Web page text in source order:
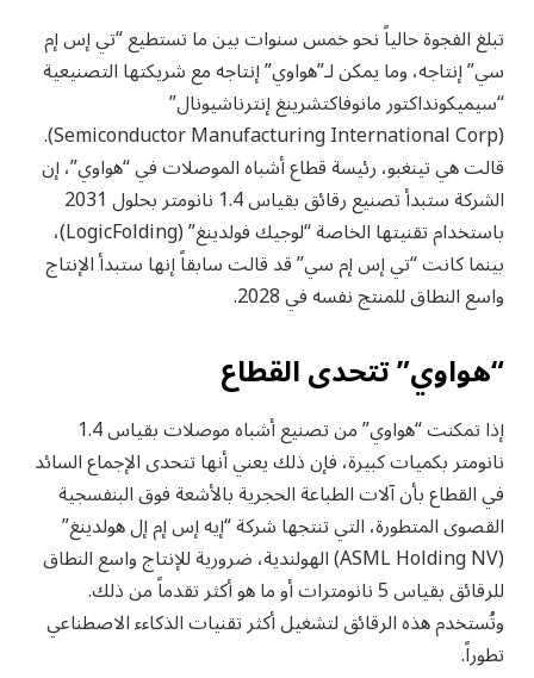
تبلغ الفجوة حالياً نحو خمس سنوات بين ما تستطيع “تي إس إم
سي” إنتاجه، وما يمكن لـ”هواوي” إنتاجه مع شريكتها التصنيعية
“سيميكونداكتور مانوفاكتشرينغ إنترناشيونال”
(Semiconductor Manufacturing International Corp).
قالت هي تينغبو، رئيسة قطاع أشباه الموصلات في “هواوي”، إن
الشركة ستبدأ تصنيع رقائق بقياس 1.4 نانومتر بحلول 2031
باستخدام تقنيتها الخاصة “لوجيك فولدينغ” (LogicFolding)،
بينما كانت “تي إس إم سي” قد قالت سابقاً إنها ستبدأ الإنتاج
واسع النطاق للمنتج نفسه في 2028.
“هواوي” تتحدى القطاع
إذا تمكنت “هواوي” من تصنيع أشباه موصلات بقياس 1.4
نانومتر بكميات كبيرة، فإن ذلك يعني أنها تتحدى الإجماع السائد
في القطاع بأن آلات الطباعة الحجرية بالأشعة فوق البنفسجية
القصوى المتطورة، التي تنتجها شركة “إيه إس إم إل هولدينغ”
(ASML Holding NV) الهولندية، ضرورية للإنتاج واسع النطاق
للرقائق بقياس 5 نانومترات أو ما هو أكثر تقدماً من ذلك.
وتُستخدم هذه الرقائق لتشغيل أكثر تقنيات الذكاءء الاصطناعي
تطوراً.